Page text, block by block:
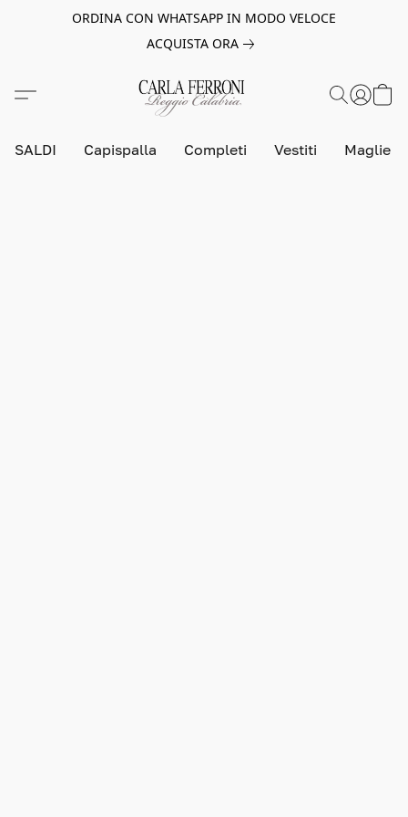
ORDINA CON WHATSAPP IN MODO VELOCE
ACQUISTA ORA
SALDI Capispalla Completi Vestiti Maglie e